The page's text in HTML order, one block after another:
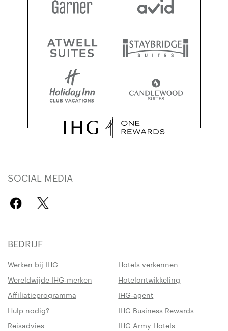
SOCIAL MEDIA
BEDRIJF
Werken bij IHG
Hotels verkennen
Wereldwijde IHG-merken
Hotelontwikkeling
Affiliatieprogramma
IHG-agent
Hulp nodig?
IHG Business Rewards
Reisadvies
IHG Army Hotels